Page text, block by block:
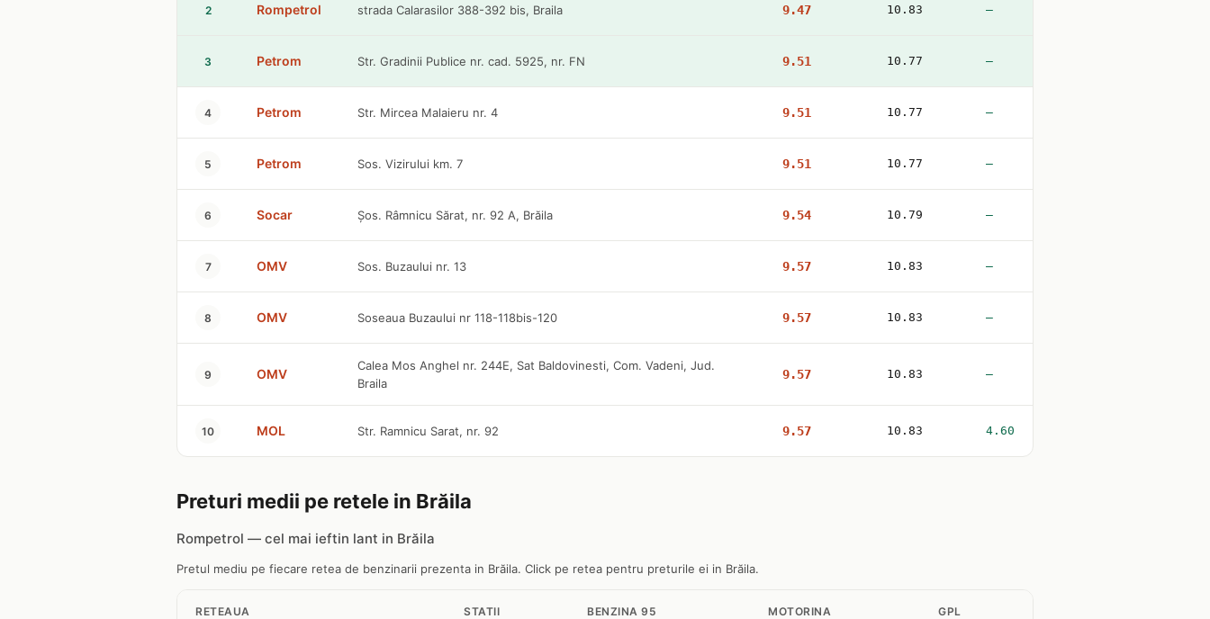
2 Rompetrol strada Calarasilor 388-392 bis, Braila 9.47 10.83 —
3 Petrom Str. Gradinii Publice nr. cad. 5925, nr. FN 9.51 10.77 —
4 Petrom Str. Mircea Malaieru nr. 4 9.51 10.77 —
5 Petrom Sos. Vizirului km. 7 9.51 10.77 —
6 Socar Șos. Râmnicu Sărat, nr. 92 A, Brăila 9.54 10.79 —
7 OMV Sos. Buzaului nr. 13 9.57 10.83 —
8 OMV Soseaua Buzaului nr 118-118bis-120 9.57 10.83 —
9 OMV
Calea Mos Anghel nr. 244E, Sat Baldovinesti, Com. Vadeni, Jud.
Braila
9.57 10.83 —
10 MOL Str. Ramnicu Sarat, nr. 92 9.57 10.83 4.60
Preturi medii pe retele in Brăila
Rompetrol — cel mai ieftin lant in Brăila
Pretul mediu pe fiecare retea de benzinarii prezenta in Brăila. Click pe retea pentru preturile ei in Brăila.
RETEAUA STATII BENZINA 95 MOTORINA GPL